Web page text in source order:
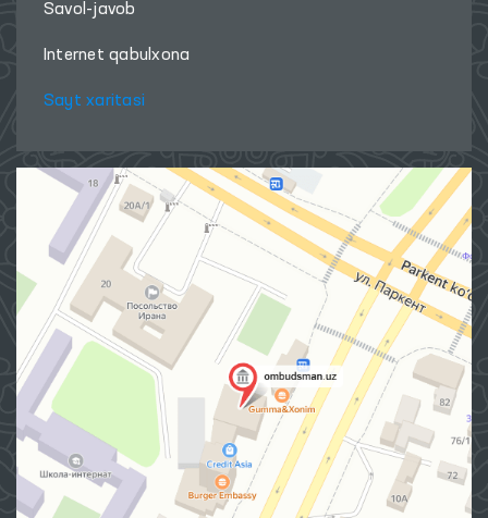
Savol-javob
Internet qabulxona
Sayt xaritasi